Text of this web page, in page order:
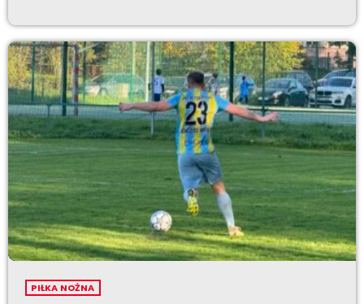
PIŁKA NOŻNA